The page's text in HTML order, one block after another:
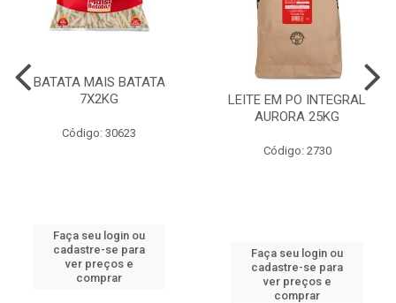
BATATA MAIS BATATA
7X2KG
Código: 30623
Faça seu login ou
cadastre-se para
ver preços e
comprar
LEITE EM PO INTEGRAL
AURORA 25KG
Código: 2730
Faça seu login ou
cadastre-se para
ver preços e
comprar